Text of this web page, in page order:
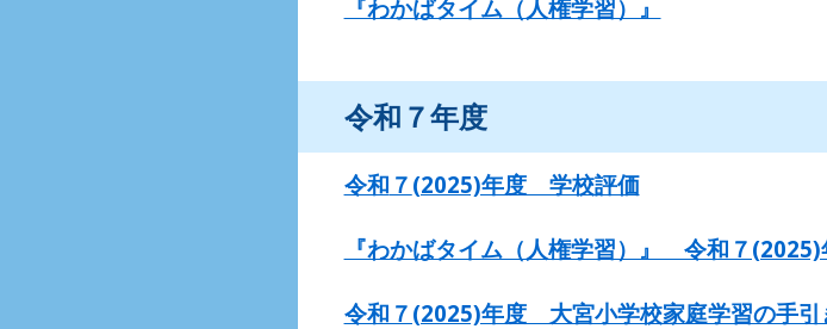
『わかばタイム（人権学習）』
令和７年度
令和 ７ (2025)年度 学校評価
『わかばタイム（人権学習）』 令和７
令和７(2025)年度 大宮小学校家庭学習の手引